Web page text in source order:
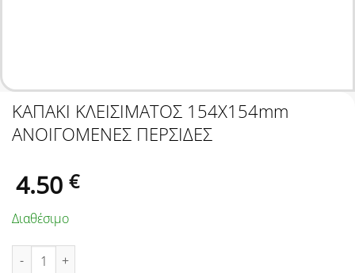
ΚΑΠΑΚΙ ΚΛΕΙΣΙΜΑΤΟΣ 154Χ154mm
ΑΝΟΙΓΟΜΕΝΕΣ ΠΕΡΣΙΔΕΣ
4.50 €
Διαθέσιμο
ΚΑΠΑΚΙ ΚΛΕΙΣΙΜΑΤΟΣ 154Χ154mm ΑΝΟΙΓΟΜΕΝΕΣ ΠΕΡΣΙΔΕΣ